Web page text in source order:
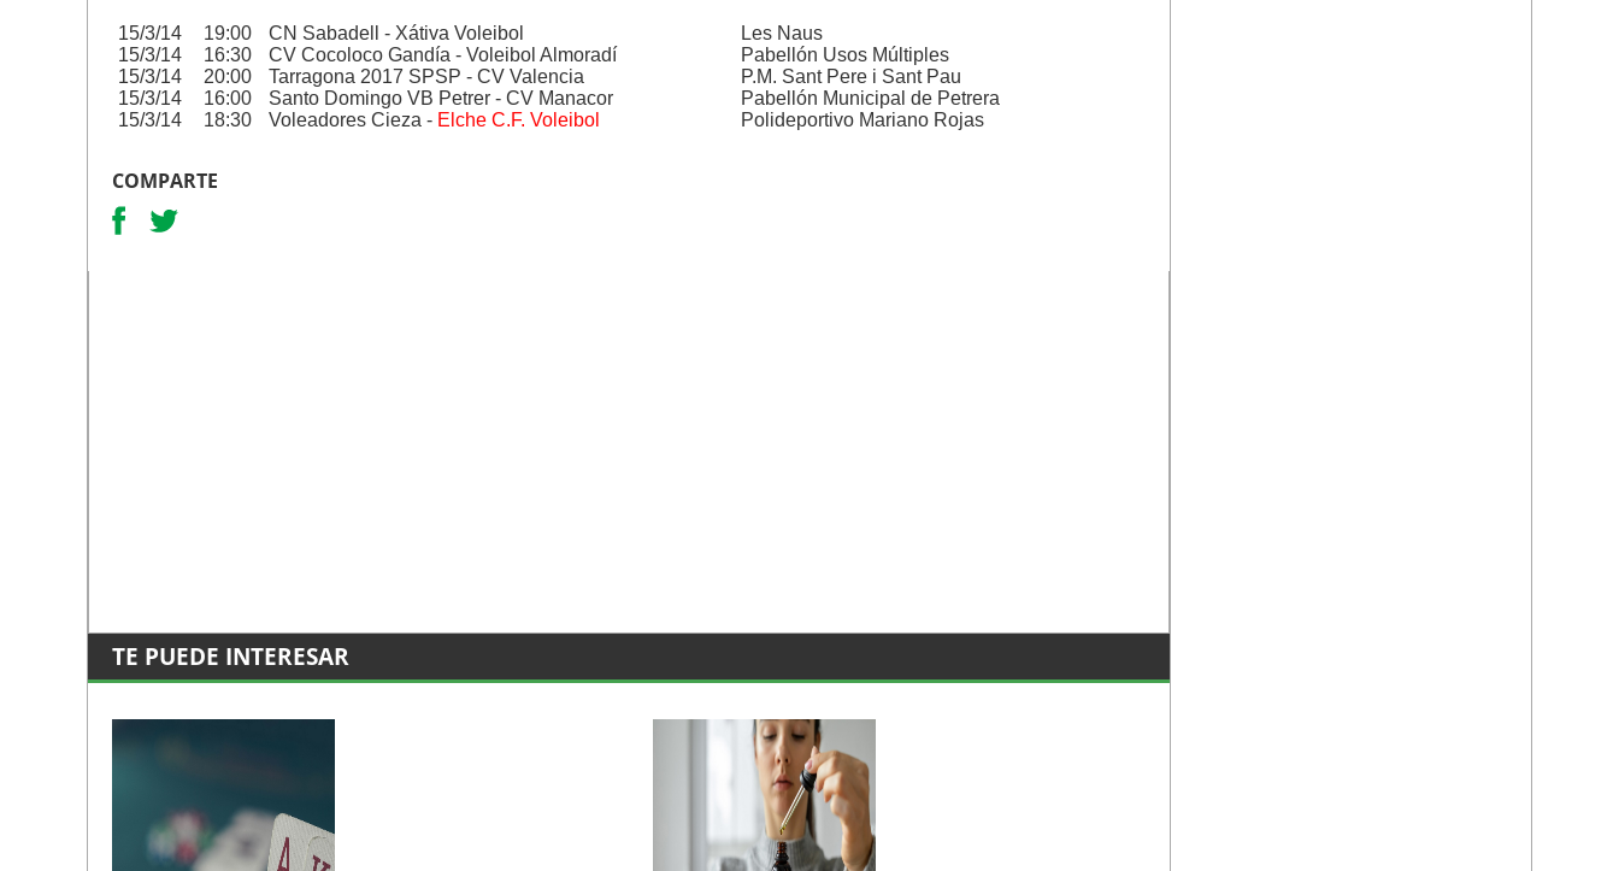
15/3/14 19:00 CN Sabadell - Xátiva Voleibol
Les Naus
15/3/14
16:30 CV Cocoloco Gandía - Voleibol Almoradí
Pabellón Usos Múltiples
15/3/14
20:00 Tarragona 2017 SPSP - CV Valencia
P.M. Sant Pere i Sant Pau
15/3/14
16:00 Santo Domingo VB Petrer - CV Manacor
Pabellón Municipal de Petrera
15/3/14
18:30 Voleadores Cieza - Elche C.F. Voleibol Polideportivo Mariano Rojas
COMPARTE
TE PUEDE INTERESAR